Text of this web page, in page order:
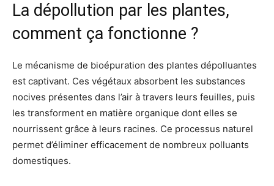
La dépollution par les plantes,
comment ça fonctionne ?
Le mécanisme de bioépuration des plantes dépolluantes
est captivant. Ces végétaux absorbent les substances
nocives présentes dans l’air à travers leurs feuilles, puis
les transforment en matière organique dont elles se
nourrissent grâce à leurs racines. Ce processus naturel
permet d’éliminer efficacement de nombreux polluants
domestiques.